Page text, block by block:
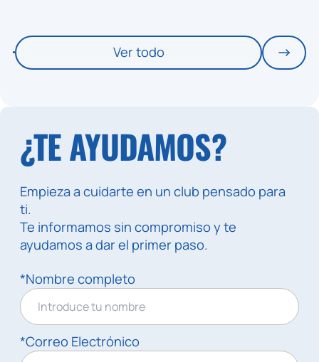
Ver todo
¿TE AYUDAMOS?
Empieza a cuidarte en un club pensado para
ti.
Te informamos sin compromiso y te
ayudamos a dar el primer paso.
*Nombre completo
*Correo Electrónico